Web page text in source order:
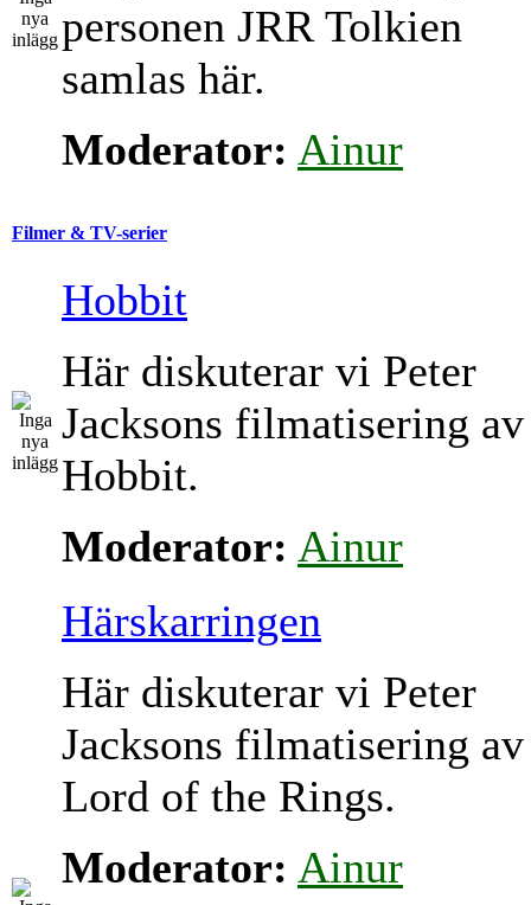
personen JRR Tolkien
samlas här.
Moderator: Ainur
Filmer & TV-serier
Hobbit
Här diskuterar vi Peter
Jacksons filmatisering
Hobbit.
Moderator: Ainur
Härskarringen
Här diskuterar vi Peter
Jacksons filmatisering
Lord of the Rings.
Moderator: Ainur